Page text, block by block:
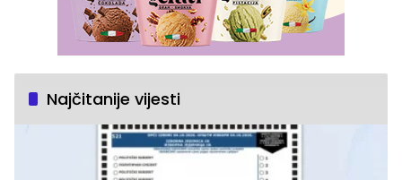
Najčitanije vijesti